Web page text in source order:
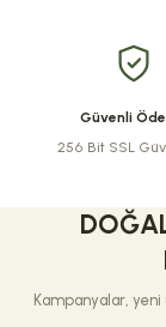
Güvenli
256 Bit SSL
Kampanyalar,